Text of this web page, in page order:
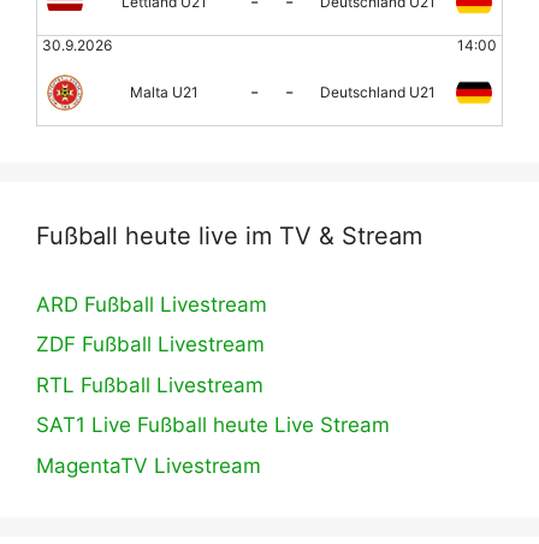
30.9.2026 14:00
Malta U21 - - Deutschland U21
Fußball heute live im TV & Stream
ARD Fußball Livestream
ZDF Fußball Livestream
RTL Fußball Livestream
SAT1 Live Fußball heute Live Stream
MagentaTV Livestream